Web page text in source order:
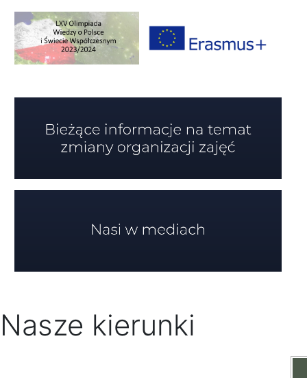
Nasze kierunki